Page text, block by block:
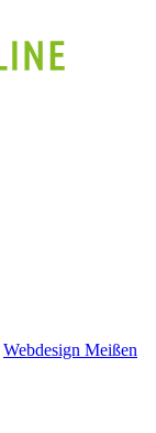
Webdesign Meißen